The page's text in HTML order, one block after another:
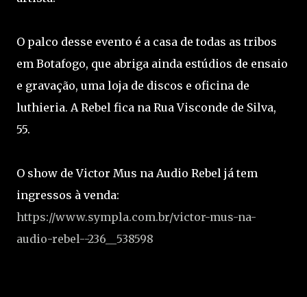
O palco desse evento é a casa de todas as tribos
em Botafogo, que abriga ainda estúdios de ensaio
e gravação, uma loja de discos e oficina de
luthieria. A Rebel fica na Rua Visconde de Silva,
55.
O show de Victor Mus na Audio Rebel já tem
ingressos à venda:
https://www.sympla.com.br/victor-mus-na-
audio-rebel--236__538598